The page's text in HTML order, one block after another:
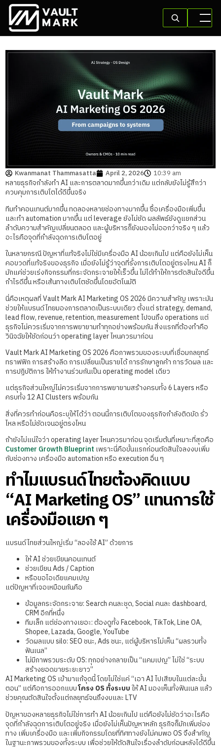
Kwanmanat Thammasatta April 2, 2026 10:39 am
หลายธุรกิจกำลังทำ AI และการตลาดมากขึ้นกว่าเดิม แต่กลับยังไม่รู้สึกว่า
ควบคุมการเติบโตได้ดีขึ้นจริง
ทีมทำคอนเทนต์มากขึ้น ทดลองหลายช่องทางมากขึ้น ซื้อเครื่องมือเพิ่มขึ้น
และทำ automation มากขึ้น แต่ leverage ยังไม่ชัด ผลลัพธ์ยังดูแยกส่วน
ลำดับความสำคัญเปลี่ยนตลอด และผู้บริหารก็ยังมองไม่ออกว่าจริง ๆ แล้ว
อะไรคือจุดที่กำลังฉุดการเติบโตอยู่
ในหลายกรณี ปัญหาที่แท้จริงไม่ใช่มีเครื่องมือ AI น้อยเกินไป แต่คือยังไม่เห็น
คอขวดที่แท้จริงของธุรกิจ เมื่อยังไม่รู้ว่าจุดที่รั้งการเติบโตอยู่ตรงไหน AI ก็
มักแค่ช่วยเร่งกิจกรรมที่กระจัดกระจายให้เร็วขึ้น ไม่ได้ทำให้การตัดสินใจดีขึ้น
กำไรดีขึ้น หรือเส้นทางเติบโตชัดขึ้นโดยอัตโนมัติ
นี่คือเหตุผลที่ Vault Mark AI Marketing OS 2026 มีความสำคัญ เพราะมัน
ช่วยให้แบรนด์ไทยมองการตลาดเป็นระบบเดียว ตั้งแต่ strategy, demand,
lead flow, revenue, retention, measurement ไปจนถึง operations แต่
ธุรกิจไม่ควรเริ่มจากการพยายามทำทุกอย่างพร้อมกัน สิ่งแรกที่ต้องทำคือ
วินิจฉัยให้ชัดก่อนว่า operating layer ไหนควรมาก่อน
Vault Mark AI Marketing OS 2026 คือภาพรวมของระบบที่เชื่อมกลยุทธ์
ทราฟฟิก การสร้างลีด การเปลี่ยนเป็นรายได้ การรักษาลูกค้า การวัดผล และ
การปฏิบัติการ ให้ทำงานร่วมกันเป็น operating model เดียว
แต่ธุรกิจส่วนใหญ่ไม่ควรเริ่มจากการพยายามสร้างครบทั้ง 6 Layers หรือ
ครบทั้ง 12 AI Clusters พร้อมกัน
สิ่งที่ควรทำก่อนคือระบุให้ได้ว่า ตอนนี้การเติบโตของธุรกิจกำลังติดขัด รั่ว
ไหล หรือไม่ชัดเจนอยู่ตรงไหน
ถ้ายังไม่แน่ใจว่า operating layer ไหนควรมาก่อน จุดเริ่มต้นที่เหมาะที่สุดคือ
Customer Growth Blueprint เพราะนี่คือขั้นแรกก่อนตัดสินใจลงงบเพิ่ม
กับช่องทาง เครื่องมือ automation หรือ execution อื่น ๆ
ทำไมแบรนด์ไทยต้องคิดแบบ
“AI Marketing OS” แทนการใช้
เครื่องมือแยก ๆ
แบรนด์ไทยส่วนใหญ่เริ่ม “ลองใช้ AI” ด้วยการ
ให้ AI ช่วยเขียนคอนเทนต์
ช่วยเขียน Ads / Caption
หรือขอไอเดียแคมเปญ
แต่ปัญหาที่เจอเหมือนกันคือ
ข้อมูลกระจัดกระจาย: Search คนละชุด, Social คนละ dashboard,
CRM อีกที่หนึ่ง
ทีมเล็ก แต่ช่องทางเยอะ: ต้องดูทั้ง Facebook, TikTok, Line OA,
Shopee, Lazada, Google, YouTube
วัดผลแบบ silo: SEO ชนะ, Ads ชนะ, แต่ผู้บริหารไม่เห็น “ผลรวมทั้ง
ฟันเนล”
ไม่มีภาพรวมระดับ OS: ทุกอย่างกลายเป็น “แคมเปญ” ไม่ใช่ “ระบบ
สร้างยอดขายระยะยาว”
AI Marketing OS เข้ามาแก้จุดนี้ โดยไม่ใช่แค่ “เอา AI ไปเสียบในแต่ละขั้น
ตอน” แต่คือการออกแบบโครง OS ทั้งระบบให้ AI มองเห็นทั้งฟันเนล แล้ว
ช่วยคุณตัดสินใจตั้งแต่กลยุทธ์จนถึงงบและ LTV
ปัญหาของหลายธุรกิจไม่ใช่การทำ AI น้อยเกินไป แต่คือยังไม่ชัดว่าอะไรคือ
จุดที่กำลังฉุดการเติบโตอยู่จริง เมื่อยังไม่เห็นปัญหาหลัก ธุรกิจก็มักเพิ่มช่อง
ทาง เพิ่มเครื่องมือ และเพิ่มกิจกรรมโดยที่ทิศทางยังไม่คมพอ OS จึงสำคัญ
ในฐานะภาพรวมของทั้งระบบ เพื่อช่วยให้ตัดสินใจเรื่องลำดับก่อนหลังได้ดีขึ้น